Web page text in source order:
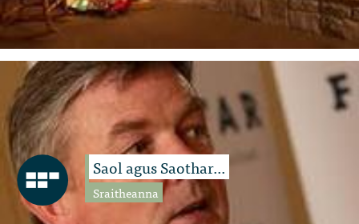
Saol agus Saothar...
Sraitheanna